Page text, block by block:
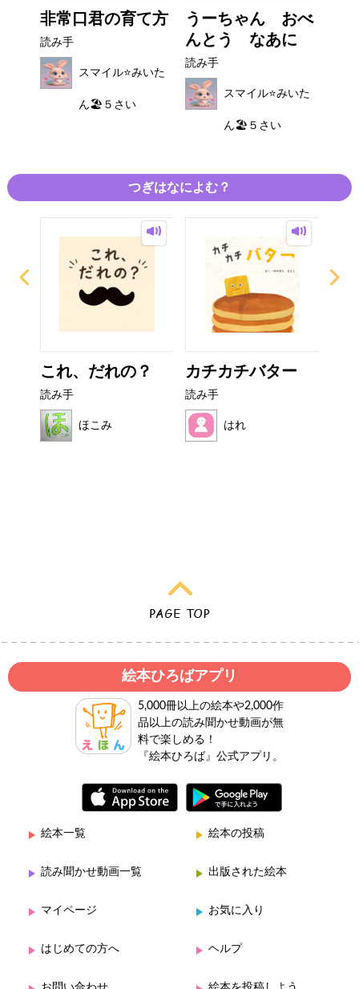
非常口君の育て方
読み手
スマイル⭐️みいた
ん🏖５さい
うーちゃん おべ
んとう なあに
読み手
スマイル⭐️みいた
ん🏖５さい
つぎはなによむ？
これ、だれの？
読み手
ほこみ
カチカチバター
読み手
はれ
絵本ひろばアプリ
5,000冊以上の絵本や2,000作
品以上の読み聞かせ動画が無
料で楽しめる！
『絵本ひろば』公式アプリ。
絵本一覧 絵本の投稿
読み聞かせ動画一覧 出版された絵本
マイページ お気に入り
はじめての方へ ヘルプ